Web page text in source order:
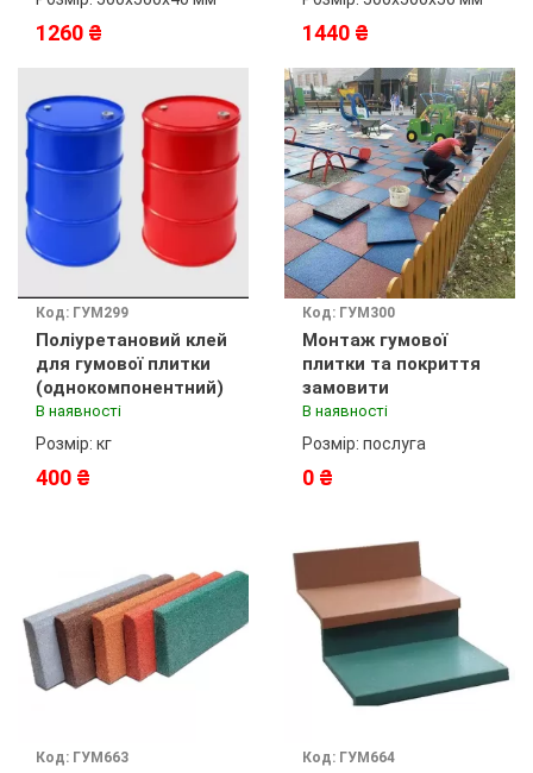
1260 ₴ 1440 ₴
Код: ГУМ299
Поліуретановий клей
для гумової плитки
(однокомпонентний)
В наявності
Розмір: кг
400 ₴
Код: ГУМ300
Монтаж гумової
плитки та покриття
замовити
В наявності
Розмір: послуга
0 ₴
Код: ГУМ663 Код: ГУМ664